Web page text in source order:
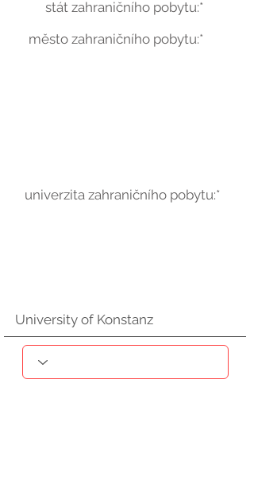
stát zahraničního pobytu:*
město zahraničního pobytu:*
univerzita zahraničního pobytu:*